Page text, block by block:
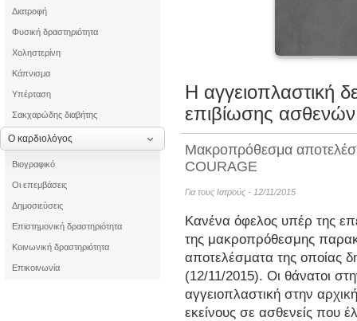
Διατροφή
Φυσική δραστηριότητα
Χοληστερίνη
Κάπνισμα
Υπέρταση
Σακχαρώδης διαβήτης
Ο καρδιολόγος
Βιογραφικό
Οι επεμβάσεις
Δημοσιεύσεις
Επιστημονική δραστηριότητα
Κοινωνική δραστηριότητα
Επικοινωνία
Η αγγειοπλαστική
επιβίωσης
Μακροπρόθεσμα
COURAGE
Για τους Ιατρούς - 12/11/2015
Κανένα όφελος υπέρ της
της μακροπρόθεσμης
αποτελέσματα της οποίας
(12/11/2015). Οι θάνατοι
αγγειοπλαστική στην
εκείνους σε ασθενείς που